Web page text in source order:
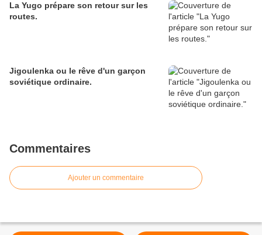
La Yugo prépare son retour sur les
routes.
Jigoulenka ou le rêve d'un garçon
soviétique ordinaire.
Commentaires
Ajouter un commentaire